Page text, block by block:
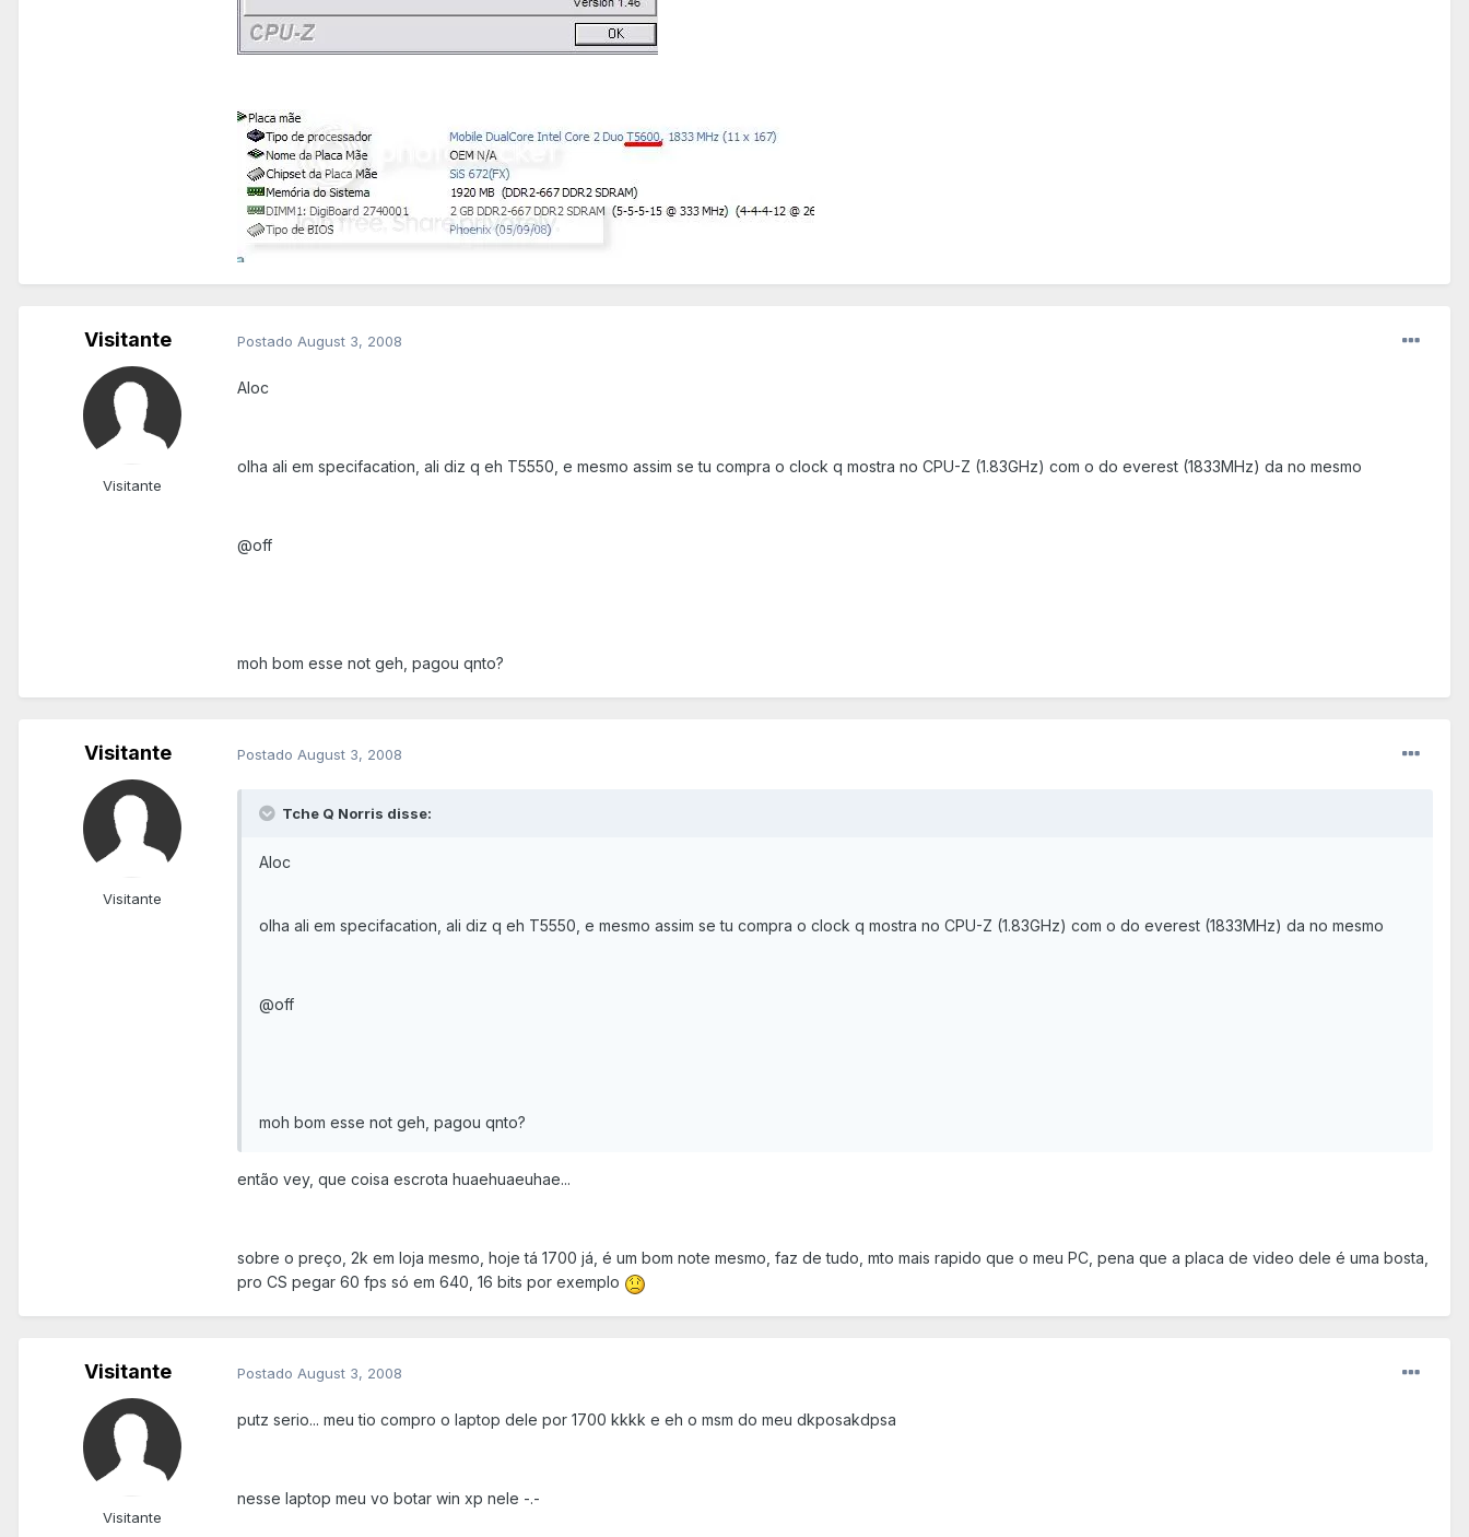
Visitante
Visitante
Postado August 3, 2008
Aloc
olha ali em specifacation, ali diz q eh T5550, e mesmo assim se tu compra o clock q mostra no CPU-Z (1.83GHz) com o do everest (1833MHz) da no mesmo
@off
moh bom esse not geh, pagou qnto?
Visitante
Visitante
Postado August 3, 2008
Tche Q Norris disse:
Aloc
olha ali em specifacation, ali diz q eh T5550, e mesmo assim se tu compra o clock q mostra no CPU-Z (1.83GHz) com o do everest (1833MHz) da no mesmo
@off
moh bom esse not geh, pagou qnto?
então vey, que coisa escrota huaehuaeuhae...
sobre o preço, 2k em loja mesmo, hoje tá 1700 já, é um bom note mesmo, faz de tudo, mto mais rapido que o meu PC, pena que a placa de video dele é uma bosta,
pro CS pegar 60 fps só em 640, 16 bits por exemplo
Visitante
Visitante
Postado August 3, 2008
putz serio... meu tio compro o laptop dele por 1700 kkkk e eh o msm do meu dkposakdpsa
nesse laptop meu vo botar win xp nele -.-